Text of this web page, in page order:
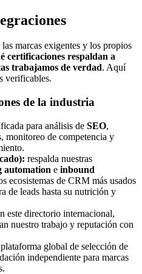
marcas exigentes y los propios
certificaciones respaldan a
trabajamos de verdad. Aquí
verificables.
de la industria
para análisis de SEO,
monitoreo de competencia y
respalda nuestras
automation e inbound
ecosistemas de CRM más usados
de leads hasta su nutrición y
este directorio internacional,
nuestro trabajo y reputación con
global de selección de
independiente para marcas